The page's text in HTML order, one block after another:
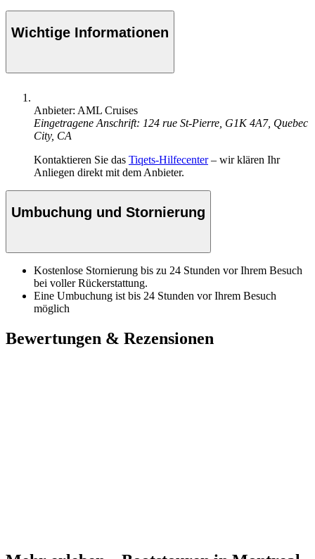
Wichtige Informationen
Anbieter: AML Cruises
Eingetragene Anschrift: 124 rue St-Pierre, G1K 4A7, Quebec
City, CA
Kontaktieren Sie das Tiqets-Hilfecenter– wir klären Ihr
Anliegen direkt mit dem Anbieter.
Umbuchung und Stornierung
Kostenlose Stornierung bis zu 24 Stunden vor Ihrem Besuch
bei voller Rückerstattung.
Eine Umbuchung ist bis 24 Stunden vor Ihrem Besuch
möglich
Bewertungen & Rezensionen